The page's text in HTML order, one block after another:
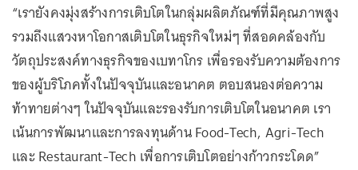
“เรายังคงมุ่งสร้างการเติบโตในกลุ่มผลิตภัณฑ์ที่มีคุณภาพสูง
รวมถึงแสวงหาโอกาสเติบโตในธุรกิจใหม่ๆ ที่สอดคล้องกับ
วัตถุประสงค์ทางธุรกิจของเบทาโกร เพื่อรองรับความต้องการ
ของผู้บริโภคทั้งในปัจจุบันและอนาคต ตอบสนองต่อความ
ท้าทายต่างๆ ในปัจจุบันและรองรับการเติบโตในอนาคต เรา
เน้นการพัฒนาและการลงทุนด้าน Food-Tech, Agri-Tech
และ Restaurant-Tech เพื่อการเติบโตอย่างก้าวกระโดด”